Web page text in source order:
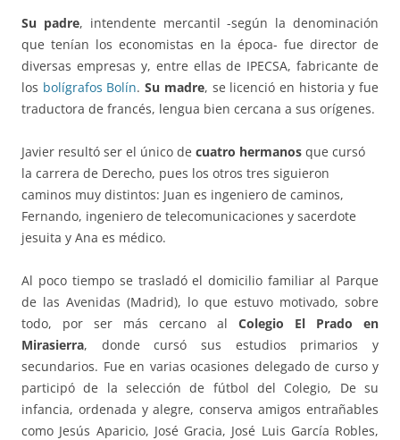
Su padre, intendente mercantil -según la denominación
que tenían los economistas en la época- fue director de
diversas empresas y, entre ellas de IPECSA, fabricante de
los bolígrafos Bolín.Su madre, se licenció en historia y fue
traductora de francés, lengua bien cercana a sus orígenes.
Javier resultó ser el único de cuatro hermanos que cursó
la carrera de Derecho, pues los otros tres siguieron
caminos muy distintos: Juan es ingeniero de caminos,
Fernando, ingeniero de telecomunicaciones y sacerdote
jesuita y Ana es médico.
Al poco tiempo se trasladó el domicilio familiar al Parque
de las Avenidas (Madrid), lo que estuvo motivado, sobre
todo, por ser más cercano al Colegio El Prado en
Mirasierra, donde cursó sus estudios primarios y
secundarios. Fue en varias ocasiones delegado de curso y
participó de la selección de fútbol del Colegio, De su
infancia, ordenada y alegre, conserva amigos entrañables
como Jesús Aparicio, José Gracia, José Luis García Robles,